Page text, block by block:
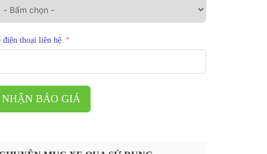
điện thoại liên hệ
NHẬN BÁO GIÁ